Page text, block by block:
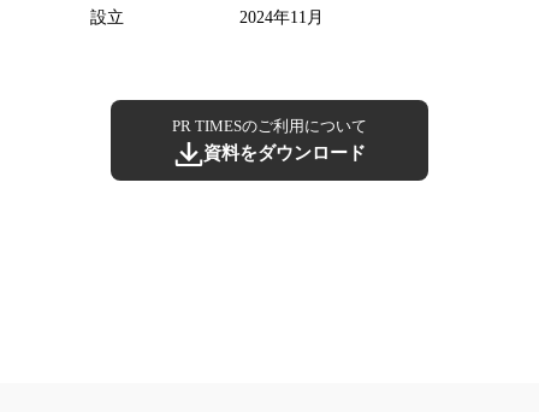
設立
2024年11月
PR TIMESのご利用について
資料をダウンロード